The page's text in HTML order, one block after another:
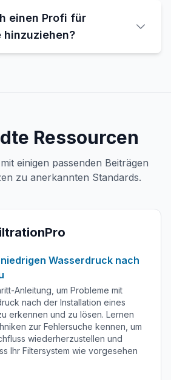
einen Profi für
hinzuziehen?
Ressourcen
einigen passenden Beiträgen
zu anerkannten Standards.
Wasserdruck nach
Anleitung, um Probleme mit
nach der Installation eines
erkennen und zu lösen. Lernen
zur Fehlersuche kennen, um
wiederherzustellen und
Ihr Filtersystem wie vorgesehen